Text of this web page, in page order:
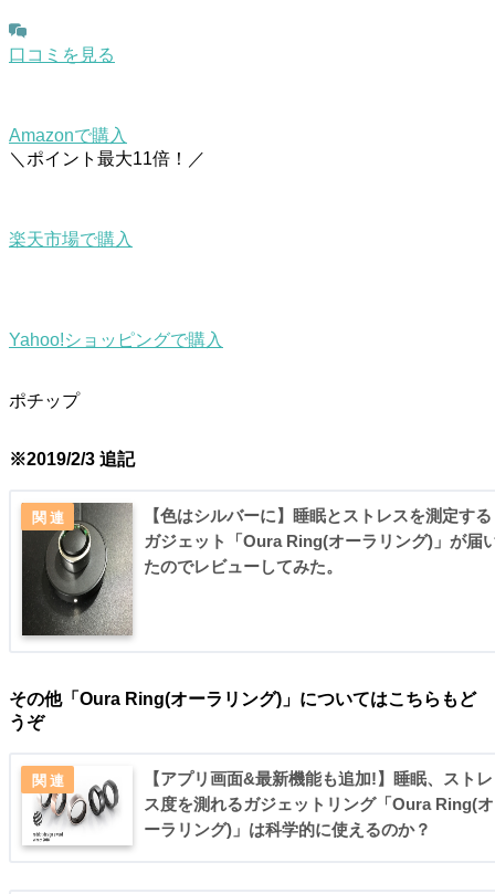
口コミを見る
Amazonで購入
＼ポイント最大11倍！／
楽天市場で購入
Yahoo!ショッピングで購入
ポチップ
※2019/2/3 追記
【色はシルバーに】睡眠とストレスを測定する
ガジェット「Oura Ring(オーラリング)」が届
たのでレビューしてみた。
その他「Oura Ring(オーラリング)」についてはこちらもど
うぞ
【アプリ画面&最新機能も追加!】睡眠、ストレ
ス度を測れるガジェットリング「Oura Ring(オ
ーラリング)」は科学的に使えるのか？